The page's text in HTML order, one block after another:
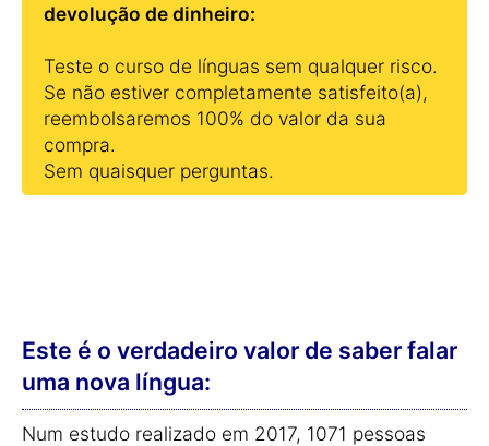
devolução de dinheiro:
Teste o curso de línguas sem qualquer risco.
Se não estiver completamente satisfeito(a),
reembolsaremos 100% do valor da sua
compra.
Sem quaisquer perguntas.
Este é o verdadeiro valor de saber falar
uma nova língua:
Num estudo realizado em 2017, 1071 pessoas